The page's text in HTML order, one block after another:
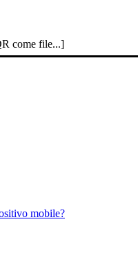
come file...]
mobile?